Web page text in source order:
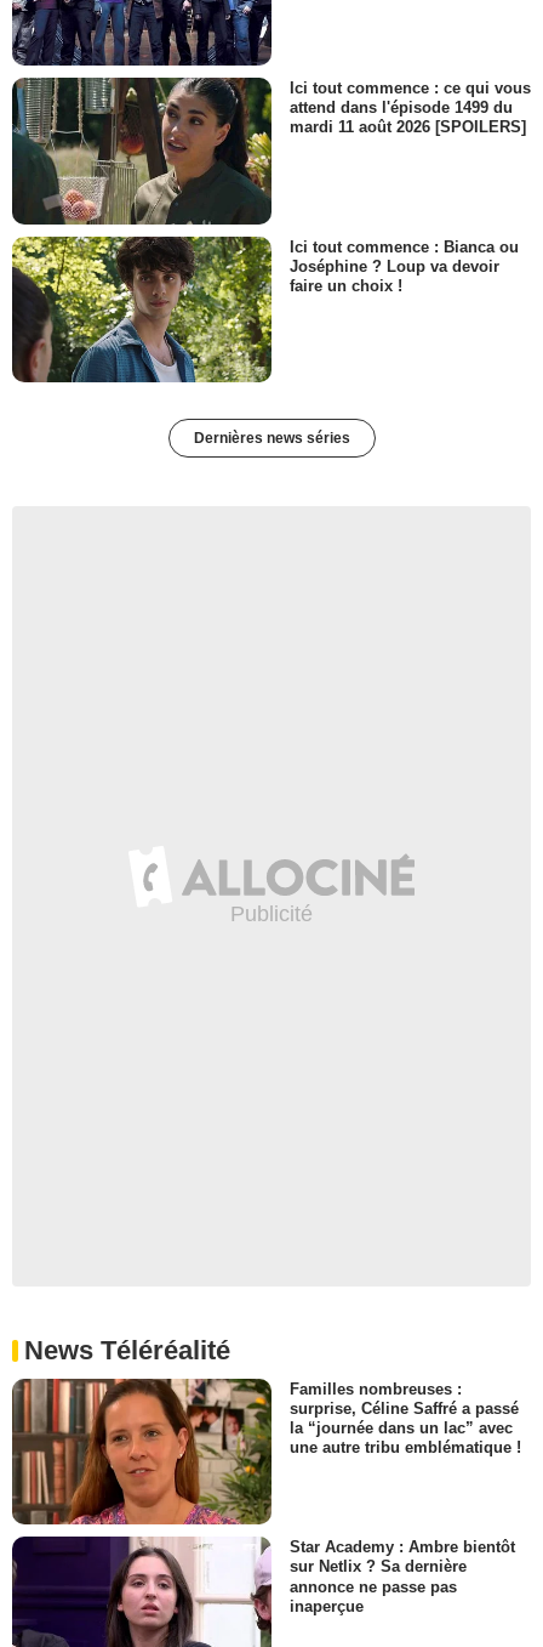
Ici tout commence : ce qui vous
attend dans l'épisode 1499 du
mardi 11 août 2026 [SPOILERS]
Ici tout commence : Bianca ou
Joséphine ? Loup va devoir
faire un choix !
Dernières news séries
News Téléréalité
Familles nombreuses :
surprise, Céline Saffré a passé
la “journée dans un lac” avec
une autre tribu emblématique !
Star Academy : Ambre bientôt
sur Netlix ? Sa dernière
annonce ne passe pas
inaperçue